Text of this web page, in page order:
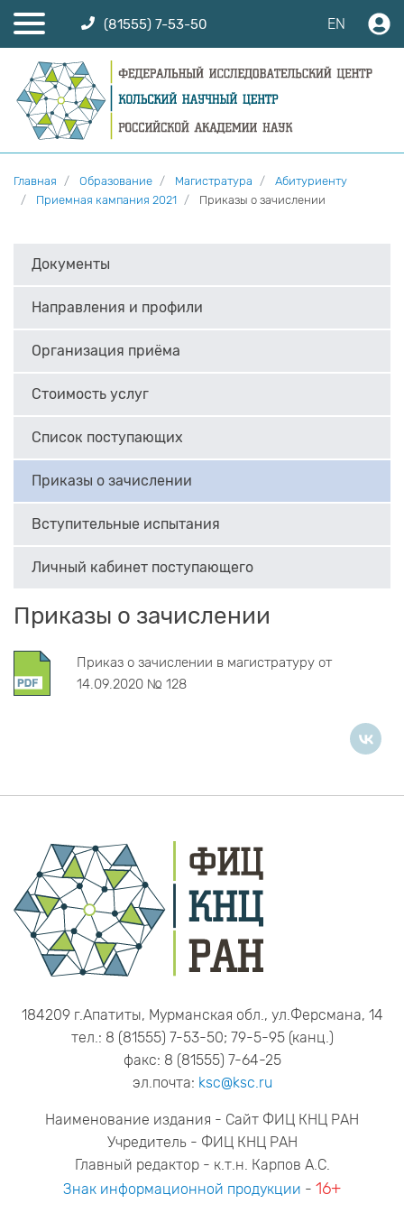
(81555) 7-53-50 EN
Главная Образование Магистратура
Абитуриенту
Приемная кампания 2021
Приказы о зачислении
Документы
Направления и профили
Организация приёма
Стоимость услуг
Список поступающих
Приказы о зачислении
Вступительные испытания
Личный кабинет поступающего
Приказы о зачислении
Приказ о зачислении в магистратуру от
14.09.2020 № 128
184209 г.Апатиты, Мурманская обл., ул.Ферсмана, 14
тел.: 8 (81555) 7-53-50; 79-5-95 (канц.)
факс: 8 (81555) 7-64-25
эл.почта: ksc@ksc.ru
Наименование издания - Сайт ФИЦ КНЦ РАН
Учредитель - ФИЦ КНЦ РАН
Главный редактор - к.т.н. Карпов А.С.
Знак информационной продукции - 16+